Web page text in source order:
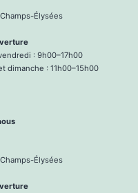
Élysées
: 9h00–17h00
dimanche : 11h00–15h00
Élysées